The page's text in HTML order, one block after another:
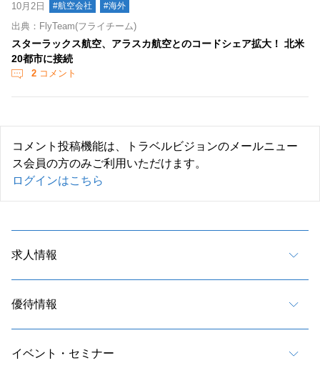
10月2日 #航空会社 #海外
出典：FlyTeam(フライチーム)
スターラックス航空、アラスカ航空とのコードシェア拡大！ 北米
20都市に接続
2 コメント
コメント投稿機能は、トラベルビジョンのメールニュー
ス会員の方のみご利用いただけます。
ログインはこちら
求人情報
優待情報
イベント・セミナー